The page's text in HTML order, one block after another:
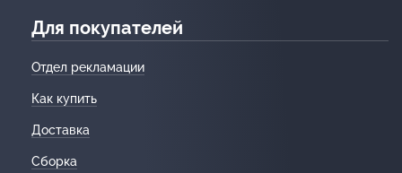
Для покупателей
Отдел рекламации
Как купить
Доставка
Сборка